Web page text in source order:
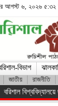
আগস্ট ৬, ২০২৬ ৫:৩২
বিভাগ
জাতীয় রাজনীতি
অসংখ্য শহিদের